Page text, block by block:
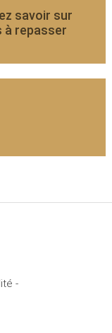
savoir sur
à repasser
-